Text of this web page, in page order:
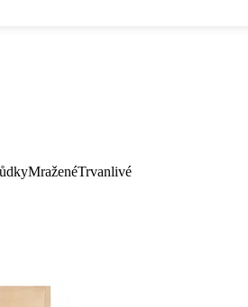
MraženéTrvanlivé